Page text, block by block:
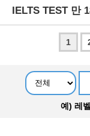
IELTS TEST 만
1
예) 레